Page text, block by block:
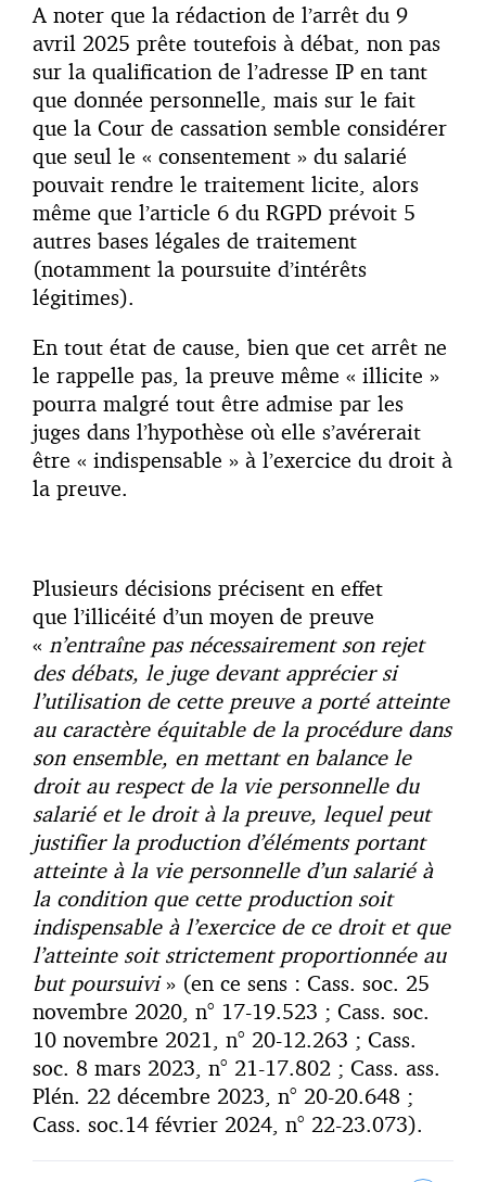
A noter que la rédaction de l’arrêt du 9
avril 2025 prête toutefois à débat, non pas
sur la qualification de l’adresse IP en tant
que donnée personnelle, mais sur le fait
que la Cour de cassation semble considérer
que seul le « consentement » du salarié
pouvait rendre le traitement licite, alors
même que l’article 6 du RGPD prévoit 5
autres bases légales de traitement
(notamment la poursuite d’intérêts
légitimes).
En tout état de cause, bien que cet arrêt ne
le rappelle pas, la preuve même « illicite »
pourra malgré tout être admise par les
juges dans l’hypothèse où elle s’avérerait
être « indispensable » à l’exercice du droit à
la preuve.
Plusieurs décisions précisent en effet
que l’illicéité d’un moyen de preuve
« n’entraîne pas nécessairement son rejet
des débats, le juge devant apprécier si
l’utilisation de cette preuve a porté atteinte
au caractère équitable de la procédure dans
son ensemble, en mettant en balance le
droit au respect de la vie personnelle du
salarié et le droit à la preuve, lequel peut
justifier la production d’éléments portant
atteinte à la vie personnelle d’un salarié à
la condition que cette production soit
indispensable à l’exercice de ce droit et que
l’atteinte soit strictement proportionnée au
but poursuivi» (en ce sens : Cass. soc. 25
novembre 2020, n° 17-19.523 ; Cass. soc.
10 novembre 2021, n° 20-12.263 ; Cass.
soc. 8 mars 2023, n° 21-17.802 ; Cass. ass.
Plén. 22 décembre 2023, n° 20-20.648 ;
Cass. soc.14 février 2024, n° 22-23.073).